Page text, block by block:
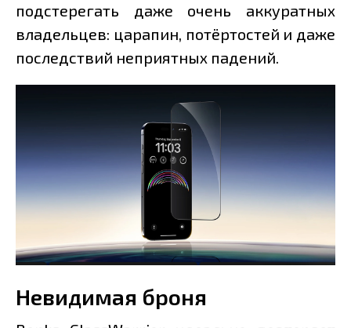
подстерегать даже очень аккуратных
владельцев: царапин, потёртостей и даже
последствий неприятных падений.
Невидимая броня